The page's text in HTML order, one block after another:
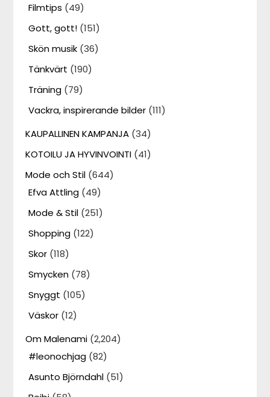
Filmtips (49)
Gott, gott! (151)
Skön musik (36)
Tänkvärt (190)
Träning (79)
Vackra, inspirerande bilder (111)
KAUPALLINEN KAMPANJA (34)
KOTOILU JA HYVINVOINTI (41)
Mode och Stil (644)
Efva Attling (49)
Mode & Stil (251)
Shopping (122)
Skor (118)
Smycken (78)
Snyggt (105)
Väskor (12)
Om Malenami (2,204)
#leonochjag (82)
Asunto Björndahl (51)